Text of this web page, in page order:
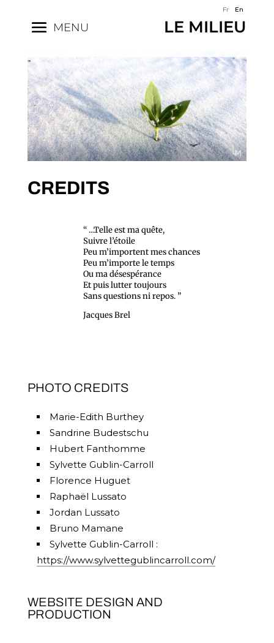
Fr En
LE MILIEU
MENU
CREDITS
“ …Telle est ma quête,
Suivre l’étoile
Peu m’importent mes chances
Peu m’importe le temps
Ou ma désespérance
Et puis lutter toujours
Sans questions ni repos. ”
Jacques Brel
PHOTO CREDITS
Marie-Edith Burthey
Sandrine Budestschu
Hubert Fanthomme
Sylvette Gublin-Carroll
Florence Huguet
Raphaël Lussato
Jordan Lussato
Bruno Mamane
Sylvette Gublin-Carroll :
https://www.sylvettegublincarroll.com/
WEBSITE DESIGN AND
PRODUCTION